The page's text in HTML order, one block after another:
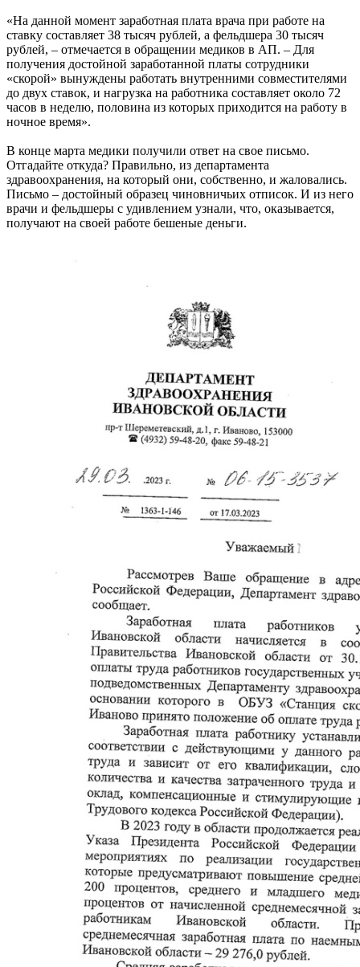
«На данной момент заработная плата врача при работе на
ставку составляет 38 тысяч рублей, а фельдшера 30 тысяч
рублей, – отмечается в обращении медиков в АП. – Для
получения достойной заработанной платы сотрудники
«скорой» вынуждены работать внутренними совместителями
до двух ставок, и нагрузка на работника составляет около 72
часов в неделю, половина из которых приходится на работу в
ночное время».
В конце марта медики получили ответ на свое письмо.
Отгадайте откуда? Правильно, из департамента
здравоохранения, на который они, собственно, и жаловались.
Письмо – достойный образец чиновничьих отписок. И из него
врачи и фельдшеры с удивлением узнали, что, оказывается,
получают на своей работе бешеные деньги.